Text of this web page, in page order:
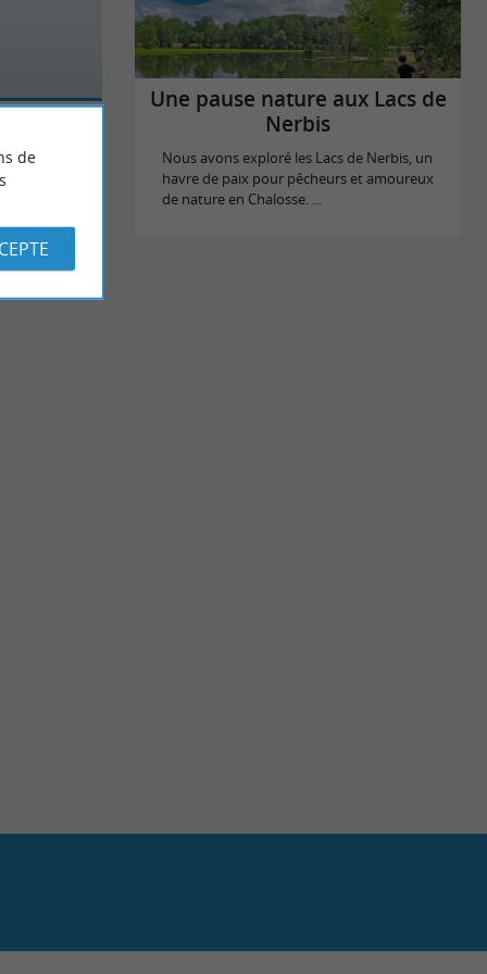
Une pause nature aux Lacs de
Nerbis
Nous avons exploré les Lacs de Nerbis, un
havre de paix pour pêcheurs et amoureux
de nature en Chalosse. ...
de